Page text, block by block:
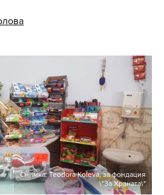
Снимка: Teodora Koleva, за фондация
\"За Храната\"